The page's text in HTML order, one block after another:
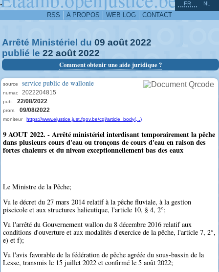
-
RSS A PROPOS WEB LOG CONTACT
FR NL
Arrêté Ministériel du 09 août 2022
publié le 22 août 2022
Comment obtenir une aide juridique ?
source service public de wallonie
numac 2022204815
pub. 22/08/2022
prom. 09/08/2022
moniteur https://www.ejustice.just.fgov.be/cgi/article_body(...)
9 AOUT 2022. - Arrêté ministériel interdisant temporairement la pêche
dans plusieurs cours d'eau ou tronçons de cours d'eau en raison des
fortes chaleurs et du niveau exceptionnellement bas des eaux
Le Ministre de la Pêche;
Vu le décret du 27 mars 2014 relatif à la pêche fluviale, à la gestion
piscicole et aux structures halieutique, l'article 10, § 4, 2°;
Vu l'arrêté du Gouvernement wallon du 8 décembre 2016 relatif aux
conditions d'ouverture et aux modalités d'exercice de la pêche, l'article 7, 2°,
e) et f);
Vu l'avis favorable de la fédération de pêche agréée du sous-bassin de la
Lesse, transmis le 15 juillet 2022 et confirmé le 5 août 2022;
^